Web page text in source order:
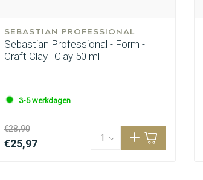
SEBASTIAN PROFESSIONAL
Sebastian Professional - Form -
Craft Clay | Clay 50 ml
3-5 werkdagen
€28,90
€25,97